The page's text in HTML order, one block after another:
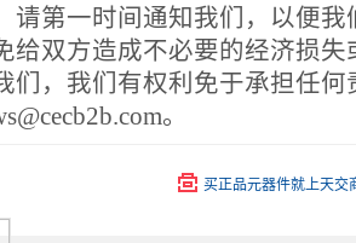
请第一时间通知我们，以便我
给双方造成不必要的经济损失
们，我们有权利免于承担任何
。
买正品元器件就上天交